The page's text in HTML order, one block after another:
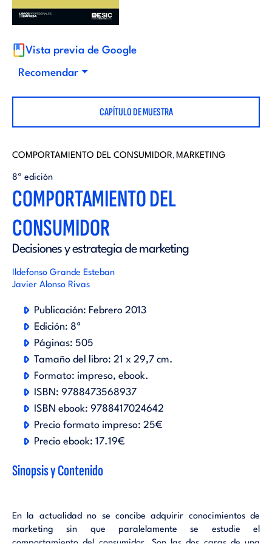
d
t
o
r
i
a
l
a
Vista previa de Google
Recomendar
CAPÍTULO DE MUESTRA
COMPORTAMIENTO DEL CONSUMIDOR, MARKETING
8ª edición
COMPORTAMIENTO DEL
CONSUMIDOR
Decisiones y estrategia de marketing
Ildefonso Grande Esteban
Javier Alonso Rivas
Publicación: Febrero 2013
Edición: 8ª
Páginas: 505
Tamaño del libro: 21 x 29,7 cm.
Formato: impreso ebook.
ISBN: 9788473568937
ISBN ebook: 9788417024642
Precio formato impreso: 25€
Precio ebook: 17.19€
Sinopsis y Contenido
En la actualidad no se concibe adquirir conocimientos de
marketing sin que paralelamente se estudie el